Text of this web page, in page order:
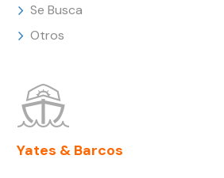
Se Busca
Otros
Yates & Barcos